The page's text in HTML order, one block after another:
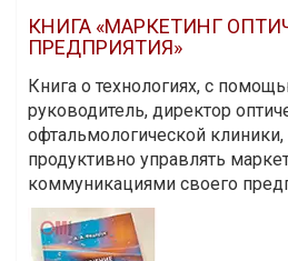
КНИГА «МАРКЕТИНГ
ПРЕДПРИЯТИЯ»
Книга о технологиях, с
руководитель, директор
офтальмологической
продуктивно управлять
коммуникациями своего